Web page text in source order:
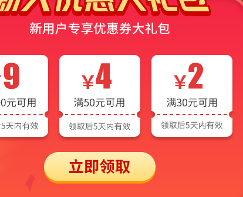
示“您的额度已用完，需充值后继续使用”？
耗各种AI算力资源，系统会默认赠送一定的免费额度，当免费
用AI功能。需要说明的是，出现该提示并不会影响非AI功能的使